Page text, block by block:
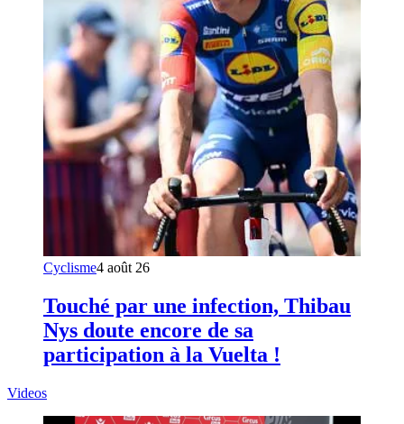
Cyclisme4 août 26
Touché par une infection, Thibau
Nys doute encore de sa
participation à la Vuelta !
Videos